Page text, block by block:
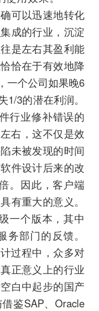
可以迅速地转化
成的行业，沉淀
是左右其盈利能
恰在于有效地降
一个公司如果晚6
3的潜在利润。
行业修补错误的
右，这不仅是效
未被发现的时间
件设计后来的改
。因此，客户端
有重大的意义。
一个版本，其中
部门的反馈。
过程中，众多对
正意义上的行业
白中起步的国产
鉴SAP、Oracle